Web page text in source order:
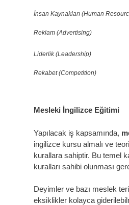
İnsan Kaynakları (Human
Reklam (Advertising)
Liderlik (Leadership)
Rekabet (Competition)
Mesleki İngilizce Eğitimi
Yapılacak iş kapsamında,
ingilizce kursu almalı ve
kurallara sahiptir. Bu temel
kuralları sahibi olunması
Deyimler ve bazı meslek
eksiklikler kolayca